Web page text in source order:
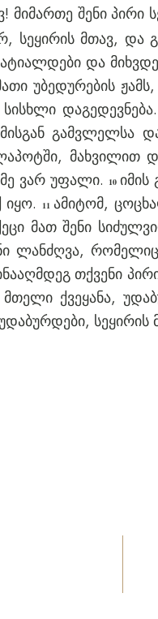
მიმართე შენი პირი
სეყირის მთავ,
და
უბედურების
გამვლელსა
მახვილით
ვარ უფალი.
10
იყო.
11 ამიტომ,
მათ შენი
ლანძღვა,
თქვენი
ქვეყანა,